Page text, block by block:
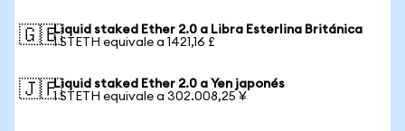
🇬🇧Liquid staked Ether 2.0 a Libra Esterlina Británica
1 STETH equivale a 1421,16 £
🇯🇵Liquid staked Ether 2.0 a Yen japonés
1 STETH equivale a 302.008,25 ¥